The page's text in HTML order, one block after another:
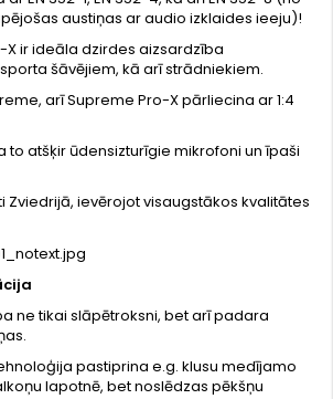
austiņas ar audio izklaides ieeju)!
X ir ideāla dzirdes aizsardzība
šāvējiem, kā arī strādniekiem.
arī Supreme Pro-X pārliecina ar 1:4
to atšķir ūdensizturīgie mikrofoni un īpaši
Zviedrijā, ievērojot visaugstākos kvalitātes
ne tikai slāpētroksni, bet arī padara
pastiprina e.g. klusu medījamo
lapotnē, bet noslēdzas pēkšņu